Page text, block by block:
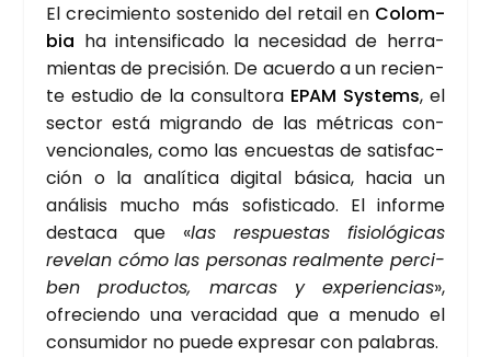
El cre­ci­mien­to sos­te­ni­do del retail en Colom­
bia ha inten­si­fi­ca­do la nece­si­dad de herra­
mien­tas de pre­ci­sión. De acuer­do a un recien­
te estu­dio de la con­sul­to­ra EPAM Sys­tems, el
sec­tor está migran­do de las métri­cas con­
ven­cio­na­les, como las encues­tas de satis­fac­
ción o la ana­lí­ti­ca digi­tal bási­ca, hacia un
aná­li­sis mucho más sofis­ti­ca­do. El infor­me
des­ta­ca que «las res­pues­tas fisio­ló­gi­cas
reve­lan cómo las per­so­nas real­men­te per­ci­
ben pro­duc­tos, mar­cas y expe­rien­cias»,
ofre­cien­do una vera­ci­dad que a menu­do el
con­su­mi­dor no pue­de expre­sar con pala­bras.